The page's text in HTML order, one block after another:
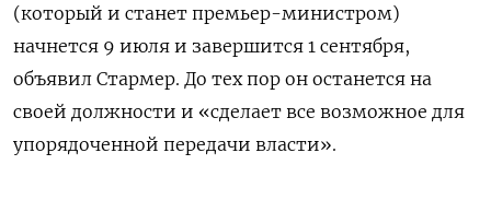
(который и станет премьер-министром)
начнется 9 июля и завершится 1 сентября,
объявил Стармер. До тех пор он останется на
своей должности и «сделает все возможное для
упорядоченной передачи власти».